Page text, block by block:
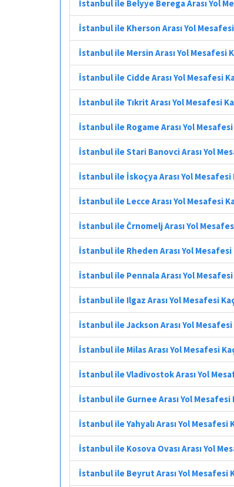
İstanbul ile Belyye Berega Arası Yol
İstanbul ile Kherson Arası Yol
İstanbul ile Mersin Arası Yol Mesafesi
İstanbul ile Cidde Arası Yol Mesafesi
İstanbul ile Tıkrit Arası Yol Mesafesi
İstanbul ile Rogame Arası Yol
İstanbul ile Stari Banovci Arası Yol
İstanbul ile İskoçya Arası Yol
İstanbul ile Lecce Arası Yol Mesafesi
İstanbul ile Črnomelj Arası Yol
İstanbul ile Rheden Arası Yol
İstanbul ile Pennala Arası Yol
İstanbul ile Ilgaz Arası Yol Mesafesi
İstanbul ile Jackson Arası Yol
İstanbul ile Milas Arası Yol Mesafesi
İstanbul ile Vladivostok Arası Yol
İstanbul ile Gurnee Arası Yol
İstanbul ile Yahyalı Arası Yol Mesafesi
İstanbul ile Kosova Ovası Arası Yol
İstanbul ile Beyrut Arası Yol Mesafesi